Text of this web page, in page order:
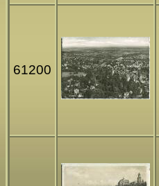
61200